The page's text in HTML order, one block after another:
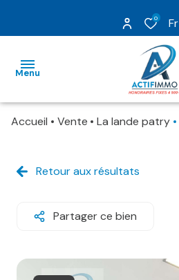
0 Fr
Menu
estimation
Accueil Vente La lande patry
Retour aux résultats
Partager ce bien